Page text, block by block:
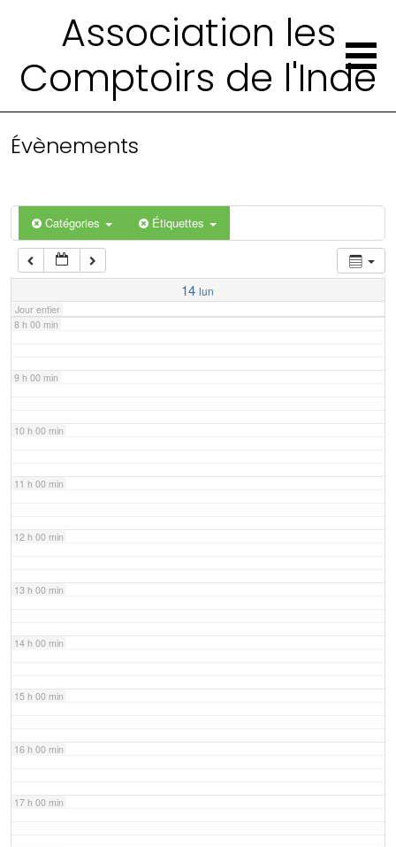
Association les
Comptoirs de l'Inde
Évènements
Catégories Étiquettes
14 lun
Jour entier
4 h 00 min
6 h 00 min
7 h 00 min
8 h 00 min
9 h 00 min
10 h 00 min
11 h 00 min
12 h 00 min
13 h 00 min
14 h 00 min
15 h 00 min
16 h 00 min
17 h 00 min